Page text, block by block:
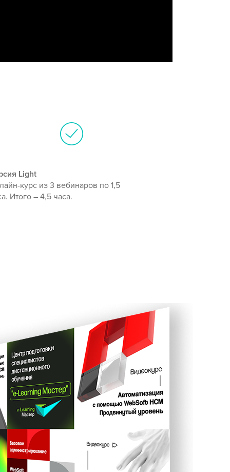
Light
курс из 3 вебинаров по 1,5
Итого – 4,5 часа.